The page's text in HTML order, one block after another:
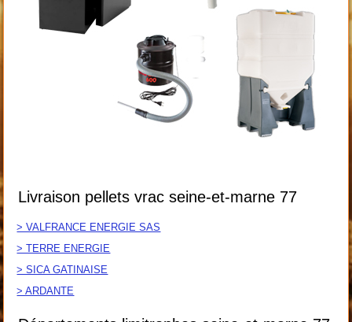
Livraison pellets vrac seine-et-marne 77
> VALFRANCE ENERGIE SAS
> TERRE ENERGIE
> SICA GATINAISE
> ARDANTE